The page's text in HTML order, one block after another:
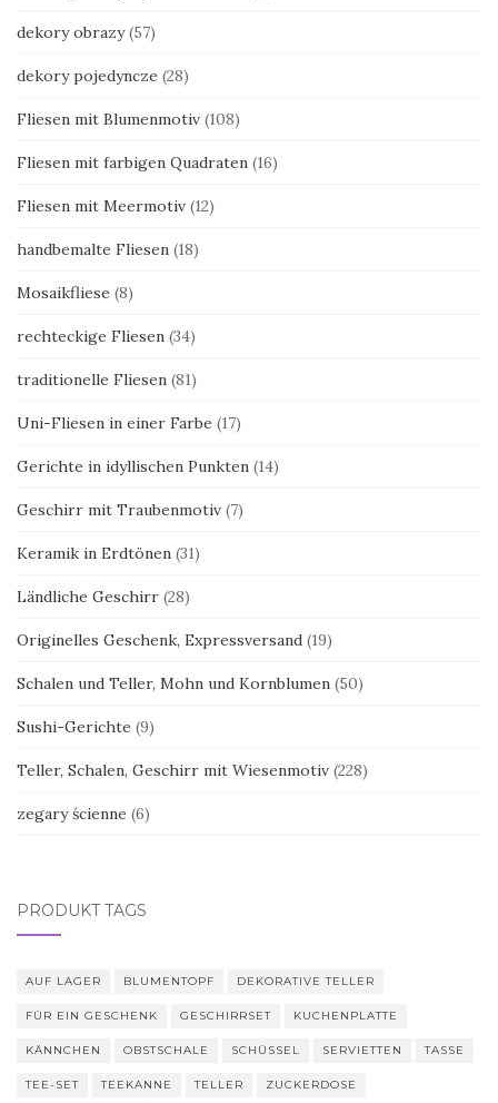
dekory obrazy (57)
dekory pojedyncze (28)
Fliesen mit Blumenmotiv (108)
Fliesen mit farbigen Quadraten (16)
Fliesen mit Meermotiv (12)
handbemalte Fliesen (18)
Mosaikfliese (8)
rechteckige Fliesen (34)
traditionelle Fliesen (81)
Uni-Fliesen in einer Farbe (17)
Gerichte in idyllischen Punkten (14)
Geschirr mit Traubenmotiv (7)
Keramik in Erdtönen (31)
Ländliche Geschirr (28)
Originelles Geschenk, Expressversand (19)
Schalen und Teller, Mohn und Kornblumen (50)
Sushi-Gerichte (9)
Teller, Schalen, Geschirr mit Wiesenmotiv (228)
zegary ścienne (6)
PRODUKT TAGS
AUF LAGER BLUMENTOPF DEKORATIVE TELLER
FÜR EIN GESCHENK GESCHIRRSET KUCHENPLATTE
KÄNNCHEN OBSTSCHALE SCHÜSSEL SERVIETTEN TASSE
TEE-SET TEEKANNE TELLER ZUCKERDOSE